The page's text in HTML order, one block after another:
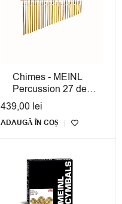
Chimes - MEINL
Percussion 27 de
bare
439,00 lei
ADAUGĂ ÎN COȘ